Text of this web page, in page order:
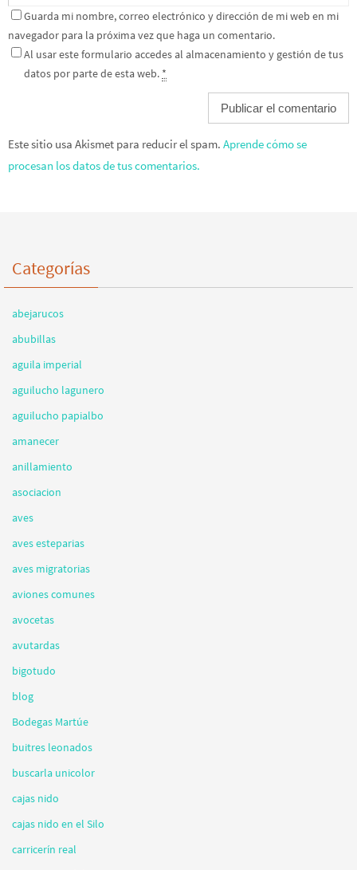
Guarda mi nombre, correo electrónico y dirección de mi web en mi
navegador para la próxima vez que haga un comentario.
Al usar este formulario accedes al almacenamiento y gestión de tus
datos por parte de esta web. *
Este sitio usa Akismet para reducir el spam. Aprende cómo se
procesan los datos de tus comentarios.
Categorías
abejarucos
abubillas
aguila imperial
aguilucho lagunero
aguilucho papialbo
amanecer
anillamiento
asociacion
aves
aves esteparias
aves migratorias
aviones comunes
avocetas
avutardas
bigotudo
blog
Bodegas Martúe
buitres leonados
buscarla unicolor
cajas nido
cajas nido en el Silo
carricerín real